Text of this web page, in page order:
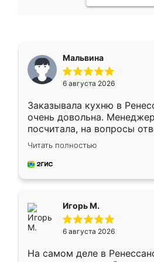
Мальвина
6 августа 2026
Заказывала кухню в
очень довольна.
посчитала, на вопросы
Замерщик приехал в
делу со всей
за день, ребята работали
Читать полностью
Игорь М.
6 августа 2026
На самом деле в